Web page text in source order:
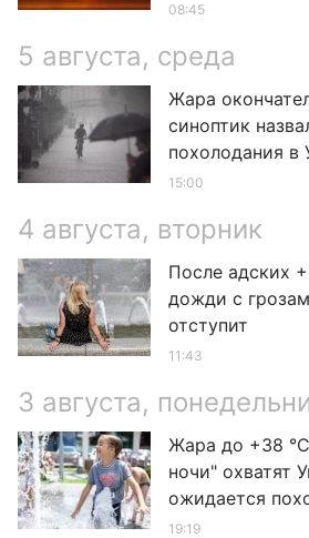
08:45
5 августа, среда
Жара
синоптик
похолодания в
15:00
4 августа, вторник
После адских
дожди с
отступит
11:43
3 августа,
Жара до +38
ночи" охватят
ожидается
19:19